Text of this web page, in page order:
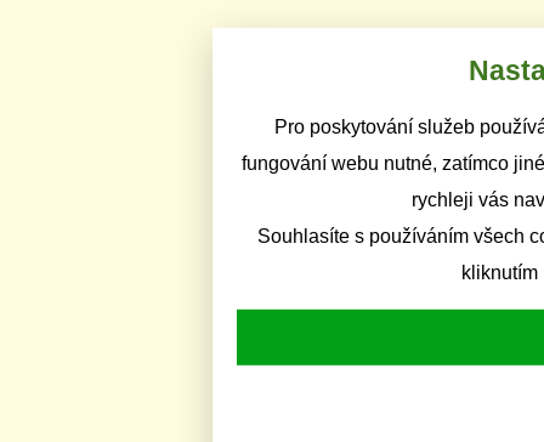
Pro poskytování služeb
fungování webu nutné, zatímco
rychleji vás
Souhlasíte s používáním všech
kliknutím